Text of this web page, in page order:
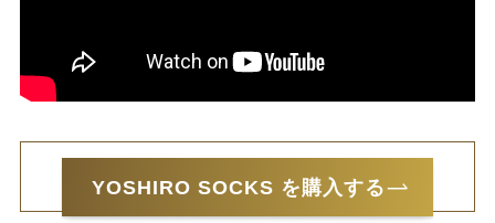
YOSHIRO SOCKS を購入する
ひろのば体操のやり方を見る